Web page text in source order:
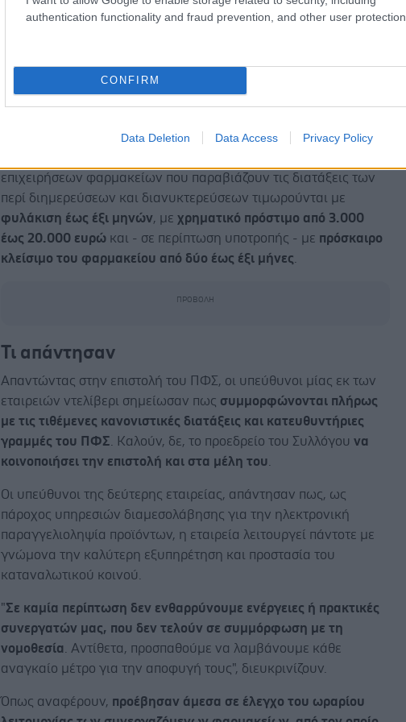
authentication functionality and fraud prevention, and other user protection.
CONFIRM
Data Deletion Data Access Privacy Policy
Σε περίπτωση δεύτερης παράβασης,απαγορεύεται στο
φαρμακείο να λειτουργεί με διευρυμένο ωράριο για 6
Στην περίπτωση κάθε επόμενης παράβασης μετά τη δεύτερη,
επιβάλλονται οιπροβλεπόμενες εκ του νόμου κυρώσεις
παράβαση των διατάξεων περί διημερεύσεων και
επιχειρήσεων φαρμακείων που παραβιάζουν τις διατάξεις των
περί διημερεύσεων και διανυκτερεύσεων τιμωρούνται με
φυλάκιση έως έξι μηνών, μεχρηματικό πρόστιμο από 3.000
έως 20.000 ευρώ και - σε περίπτωση υποτροπής - με πρόσκαιρο
κλείσιμο του φαρμακείου από δύο έως έξι μήνες
Τι απάντησαν
Απαντώντας στην επιστολή του ΠΦΣ, οι υπεύθυνοι μίας εκ των
εταιρειών ντελίβερι σημείωσαν πως συμμορφώνονται πλήρως
με τις τιθέμενες κανονιστικές διατάξεις και κατευθυντήριες
γραμμές του ΠΦΣ . Καλούν, δε, το προεδρείο του Συλλόγουνα
κοινοποιήσει την επιστολή και στα μέλη του
Οι υπεύθυνοι της δεύτερης εταιρείας, απάντησαν πως, ως
πάροχος υπηρεσιών διαμεσολάβησης για την ηλεκτρονική
παραγγελιοληψία προϊόντων, η εταιρεία λειτουργεί πάντοτε με
γνώμονα την καλύτερη εξυπηρέτηση και προστασία του
καταναλωτικού κοινού.
"Σε καμία περίπτωση δεν ενθαρρύνουμε ενέργειες ή πρακτικές
συνεργατών μας, που δεν τελούν σε συμμόρφωση με τη
νομοθεσία
. Αντίθετα, προσπαθούμε να λαμβάνουμε κάθε
αναγκαίο μέτρο για την αποφυγή τους", διευκρινίζουν.
Όπως αναφέρουν, προέβησαν άμεσα σε έλεγχο του ωραρίου